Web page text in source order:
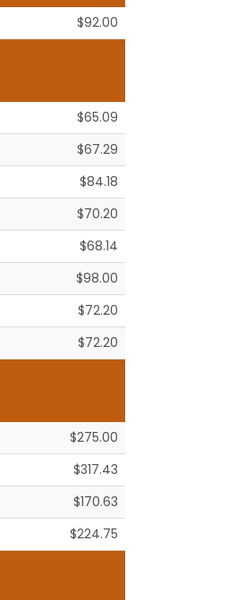
$92.00
$65.09
$67.29
$84.18
$70.20
$68.14
$98.00
$72.20
$72.20
$275.00
$317.43
$170.63
$224.75